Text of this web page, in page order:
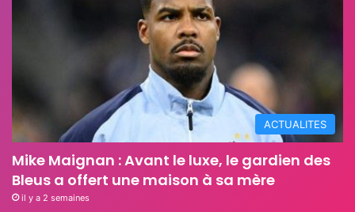
ACTUALITES
Mike Maignan : Avant le luxe, le gardien des
Bleus a offert une maison à sa mère
il y a 2 semaines